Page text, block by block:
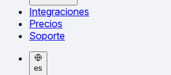
Integraciones
Precios
Soporte
es